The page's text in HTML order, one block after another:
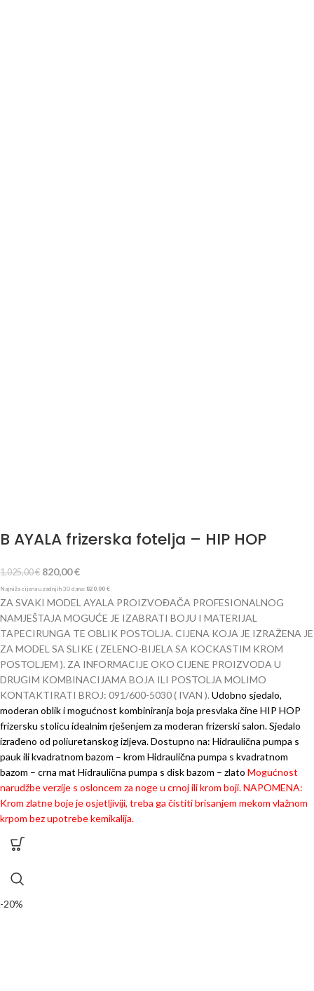
B AYALA frizerska fotelja – HIP HOP
1,025,00€ 820,00€
Najniža cijena u zadnjih 30 dana: 820,00 €
ZA SVAKI MODEL AYALA PROIZVOĐAČA PROFESIONALNOG
NAMJEŠTAJA MOGUĆE JE IZABRATI BOJU I MATERIJAL
TAPECIRUNGA TE OBLIK POSTOLJA. CIJENA KOJA JE IZRAŽENA JE
ZA MODEL SA SLIKE ( ZELENO-BIJELA SA KOCKASTIM KROM
POSTOLJEM ). ZA INFORMACIJE OKO CIJENE PROIZVODA U
DRUGIM KOMBINACIJAMA BOJA ILI POSTOLJA MOLIMO
KONTAKTIRATI BROJ: 091/600-5030 ( IVAN ).Udobno sjedalo,
moderan oblik i mogućnost kombiniranja boja presvlaka čine HIP HOP
frizersku stolicu idealnim rješenjem za moderan frizerski salon.Sjedalo
izrađeno od poliuretanskog izljeva.Dostupno na: Hidraulična pumpa s
pauk ili kvadratnom bazom – krom Hidraulična pumpa s kvadratnom
bazom – crna mat Hidraulična pumpa s disk bazom – zlato Mogućnost
narudžbe verzije s osloncem za noge u crnoj ili krom boji.NAPOMENA:
Krom zlatne boje je osjetljiviji, treba ga čistiti brisanjem mekom vlažnom
krpom bez upotrebe kemikalija.
-20%